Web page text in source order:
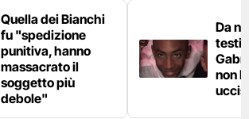
Quella dei Bianchi
fu "spedizione
punitiva, hanno
massacrato il
soggetto più
debole"
Da
non